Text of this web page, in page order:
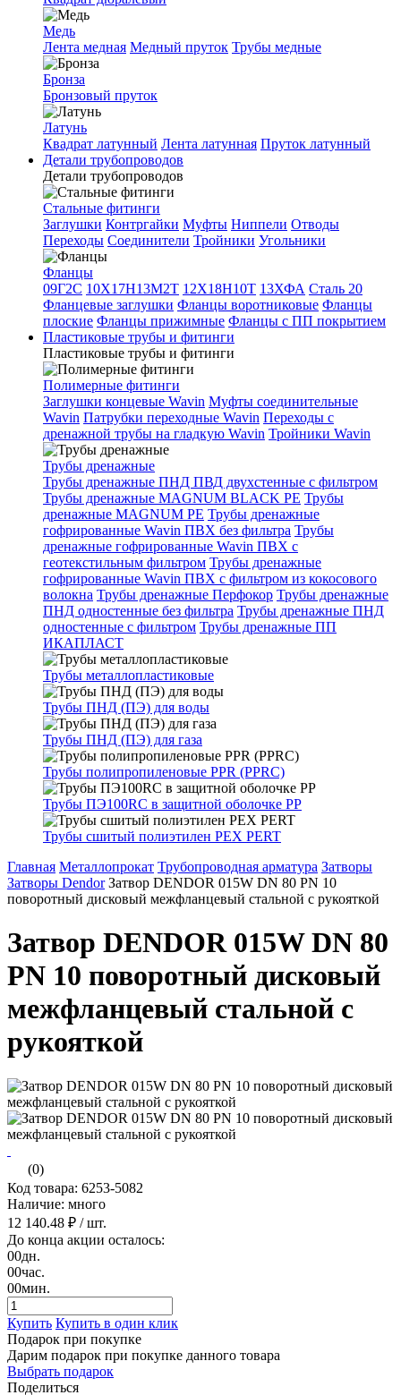
Медь
Лента медная Медный пруток Трубы медные
Бронза
Бронзовый пруток
Латунь
Квадрат латунный Лента латунная Пруток латунный
Детали трубопроводов
Детали трубопроводов
Стальные фитинги
Заглушки Контргайки Муфты Ниппели Отводы
Переходы Соединители Тройники Угольники
Фланцы
09Г2С 10Х17Н13М2Т 12Х18Н10Т 13ХФА Сталь 20
Фланцевые заглушки Фланцы воротниковые Фланцы
плоские Фланцы прижимные Фланцы с ПП покрытием
Пластиковые трубы и фитинги
Пластиковые трубы и фитинги
Полимерные фитинги
Заглушки концевые Wavin Муфты соединительные
Wavin Патрубки переходные Wavin Переходы с
дренажной трубы на гладкую Wavin Тройники Wavin
Трубы дренажные
Трубы дренажные ПНД ПВД двухстенные с фильтром
Трубы дренажные MAGNUM BLACK PE Трубы
дренажные MAGNUM PE Трубы дренажные
гофрированные Wavin ПВХ без фильтра Трубы
дренажные гофрированные Wavin ПВХ с
геотекстильным фильтром Трубы дренажные
гофрированные Wavin ПВХ с фильтром из кокосового
волокна Трубы дренажные Перфокор Трубы дренажные
ПНД одностенные без фильтра Трубы дренажные ПНД
одностенные с фильтром Трубы дренажные ПП
ИКАПЛАСТ
Трубы металлопластиковые
Трубы ПНД (ПЭ) для воды
Трубы ПНД (ПЭ) для газа
Трубы полипропиленовые PPR (PPRC)
Трубы ПЭ100RC в защитной оболочке PP
Трубы сшитый полиэтилен PEX PERT
Главная Металлопрокат Трубопроводная арматура Затворы
Затворы Dendor Затвор DENDOR 015W DN 80 PN 10
поворотный дисковый межфланцевый стальной с рукояткой
Затвор DENDOR 015W DN 80
PN 10 поворотный дисковый
межфланцевый стальной с
рукояткой
(0)
Код товара: 6253-5082
Наличие: много
12 140.48 ₽ / шт.
До конца акции осталось:
00дн.
00час.
00мин.
Купить Купить в один клик
Подарок при покупке
Дарим подарок при покупке данного товара
Выбрать подарок
Поделиться